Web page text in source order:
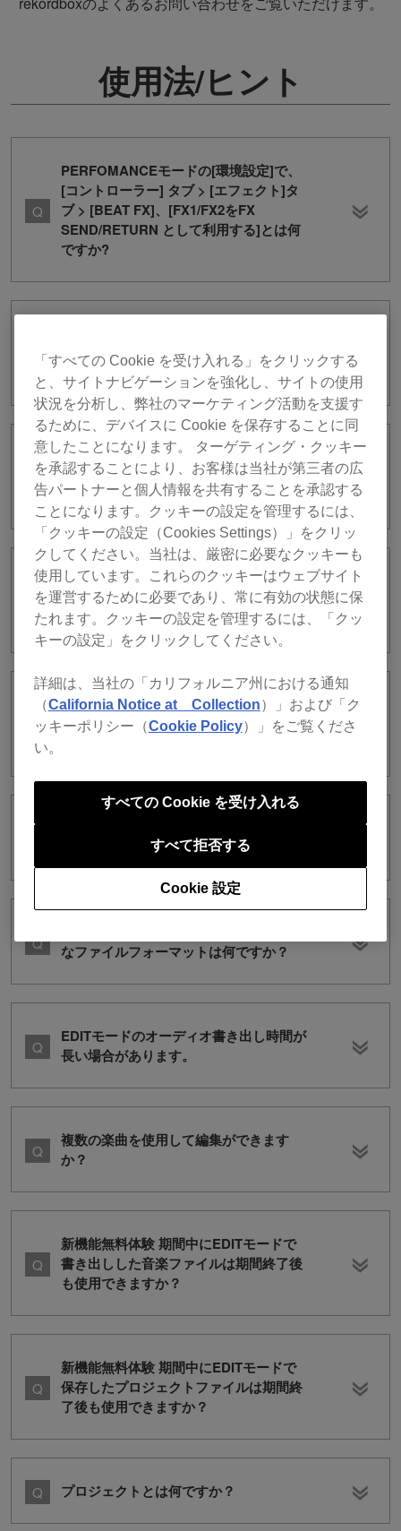
使用法/ヒント
PERFOMANCEモードの[環境設定]で、
[コントローラー] タブ > [エフェクト]タ
ブ > [BEAT FX]、[FX1/FX2をFX
SEND/RETURN として利用する]とは何
ですか?
たDJプレイの画面をOBSで配信する設定
を教えてください。
(Windows) DDJ-FLX4とrekordboxを使
ったDJプレイの画面をOBSで配信する設
定を教えてください。
Stagehandを利用する際に、rekordbox
では何を設定しておく必要があります
か？
rekordboxに搭載されたマイク機能（3バ
ンドEQやエフェクトなど）はどの機器を
でも使えますか？
なファイルフォーマットは何ですか？
EDITモードのオーディオ書き出し時間が
長い場合があります。
複数の楽曲を使用して編集ができます
か？
新機能無料体験 期間中にEDITモードで
書き出しした音楽ファイルは期間終了後
も使用できますか？
新機能無料体験 期間中にEDITモードで
保存したプロジェクトファイルは期間終
了後も使用できますか？
プロジェクトとは何ですか？
「すべての Cookie を受け入れる」をクリックする
と、サイトナビゲーションを強化し、サイトの使用
状況を分析し、弊社のマーケティング活動を支援す
るために、デバイスに Cookie を保存することに同
意したことになります。 ターゲティング・クッキー
を承認することにより、お客様は当社が第三者の広
告パートナーと個人情報を共有することを承認する
ことになります。クッキーの設定を管理するには、
「クッキーの設定（Cookies Settings）」をクリッ
クしてください。当社は、厳密に必要なクッキーも
使用しています。これらのクッキーはウェブサイト
を運営するために必要であり、常に有効の状態に保
たれます。クッキーの設定を管理するには、「クッ
キーの設定」をクリックしてください。
詳細は、当社の「カリフォルニア州における通知
（California Notice at Collection）」および「ク
ッキーポリシー（Cookie Policy）」をご覧くださ
い。
Cookie 設定
すべて拒否する
すべての Cookie を受け入れる